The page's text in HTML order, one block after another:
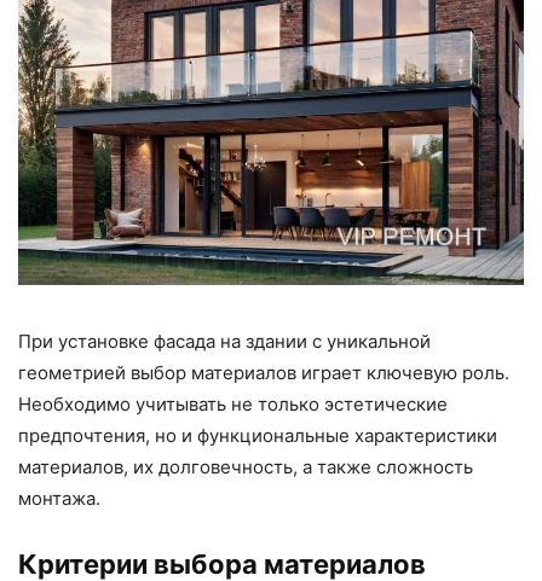
При установке фасада на здании с уникальной
геометрией выбор материалов играет ключевую роль.
Необходимо учитывать не только эстетические
предпочтения, но и функциональные характеристики
материалов, их долговечность, а также сложность
монтажа.
Критерии выбора материалов